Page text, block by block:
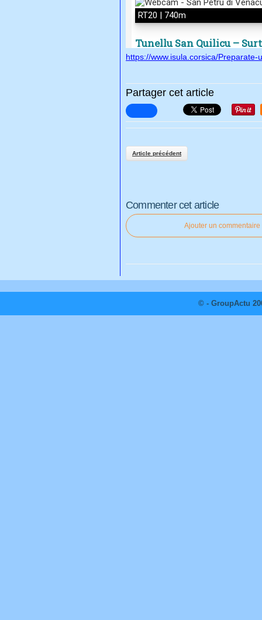
https://www.isula.corsica/
Partager cet article
Article précédent
Commenter cet article
Ajouter un commentaire
© - GroupActu